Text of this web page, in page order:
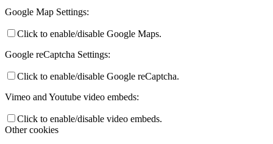
Google Map Settings:
Click to enable/disable Google Maps.
Google reCaptcha Settings:
Click to enable/disable Google reCaptcha.
Vimeo and Youtube video embeds:
Click to enable/disable video embeds.
Other cookies